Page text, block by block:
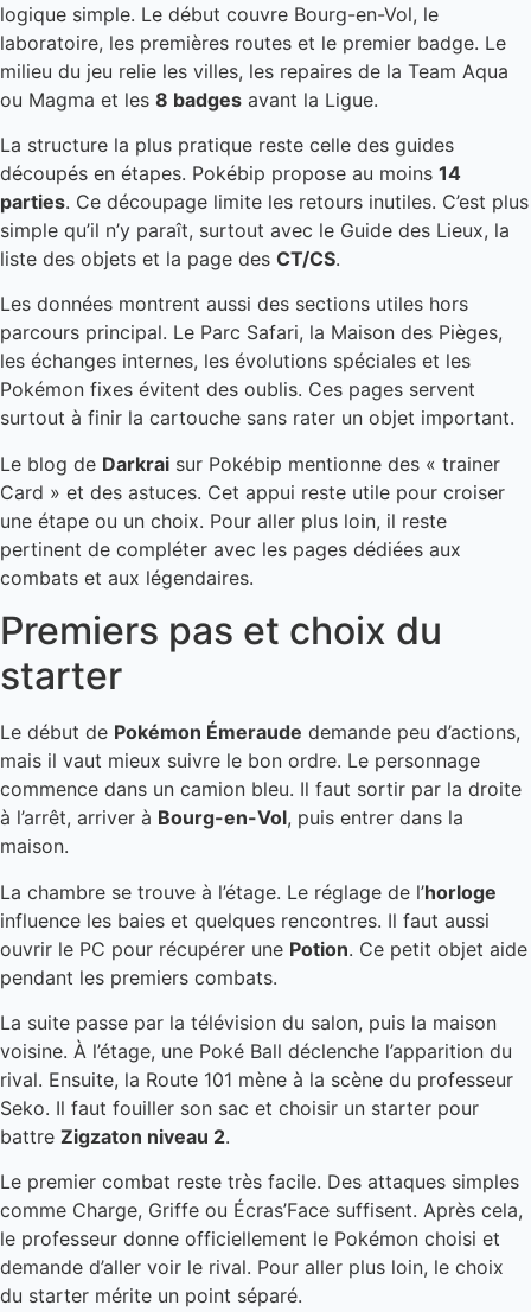
logique simple. Le début couvre Bourg-en-Vol, le
laboratoire, les premières routes et le premier badge. Le
milieu du jeu relie les villes, les repaires de la Team Aqua
ou Magma et les 8 badges avant la Ligue.
La structure la plus pratique reste celle des guides
découpés en étapes. Pokébip propose au moins 14
parties. Ce découpage limite les retours inutiles. C’est plus
simple qu’il n’y paraît, surtout avec le Guide des Lieux, la
liste des objets et la page des CT/CS.
Les données montrent aussi des sections utiles hors
parcours principal. Le Parc Safari, la Maison des Pièges,
les échanges internes, les évolutions spéciales et les
Pokémon fixes évitent des oublis. Ces pages servent
surtout à finir la cartouche sans rater un objet important.
Le blog de Darkrai sur Pokébip mentionne des « trainer
Card » et des astuces. Cet appui reste utile pour croiser
une étape ou un choix. Pour aller plus loin, il reste
pertinent de compléter avec les pages dédiées aux
combats et aux légendaires.
Premiers pas et choix du
starter
Le début de Pokémon Émeraude demande peu d’actions,
mais il vaut mieux suivre le bon ordre. Le personnage
commence dans un camion bleu. Il faut sortir par la droite
à l’arrêt, arriver à Bourg-en-Vol, puis entrer dans la
maison.
La chambre se trouve à l’étage. Le réglage de l’horloge
influence les baies et quelques rencontres. Il faut aussi
ouvrir le PC pour récupérer une Potion. Ce petit objet aide
pendant les premiers combats.
La suite passe par la télévision du salon, puis la maison
voisine. À l’étage, une Poké Ball déclenche l’apparition du
rival. Ensuite, la Route 101 mène à la scène du professeur
Seko. Il faut fouiller son sac et choisir un starter pour
battre Zigzaton niveau 2.
Le premier combat reste très facile. Des attaques simples
comme Charge, Griffe ou Écras’Face suffisent. Après cela,
le professeur donne officiellement le Pokémon choisi et
demande d’aller voir le rival. Pour aller plus loin, le choix
du starter mérite un point séparé.